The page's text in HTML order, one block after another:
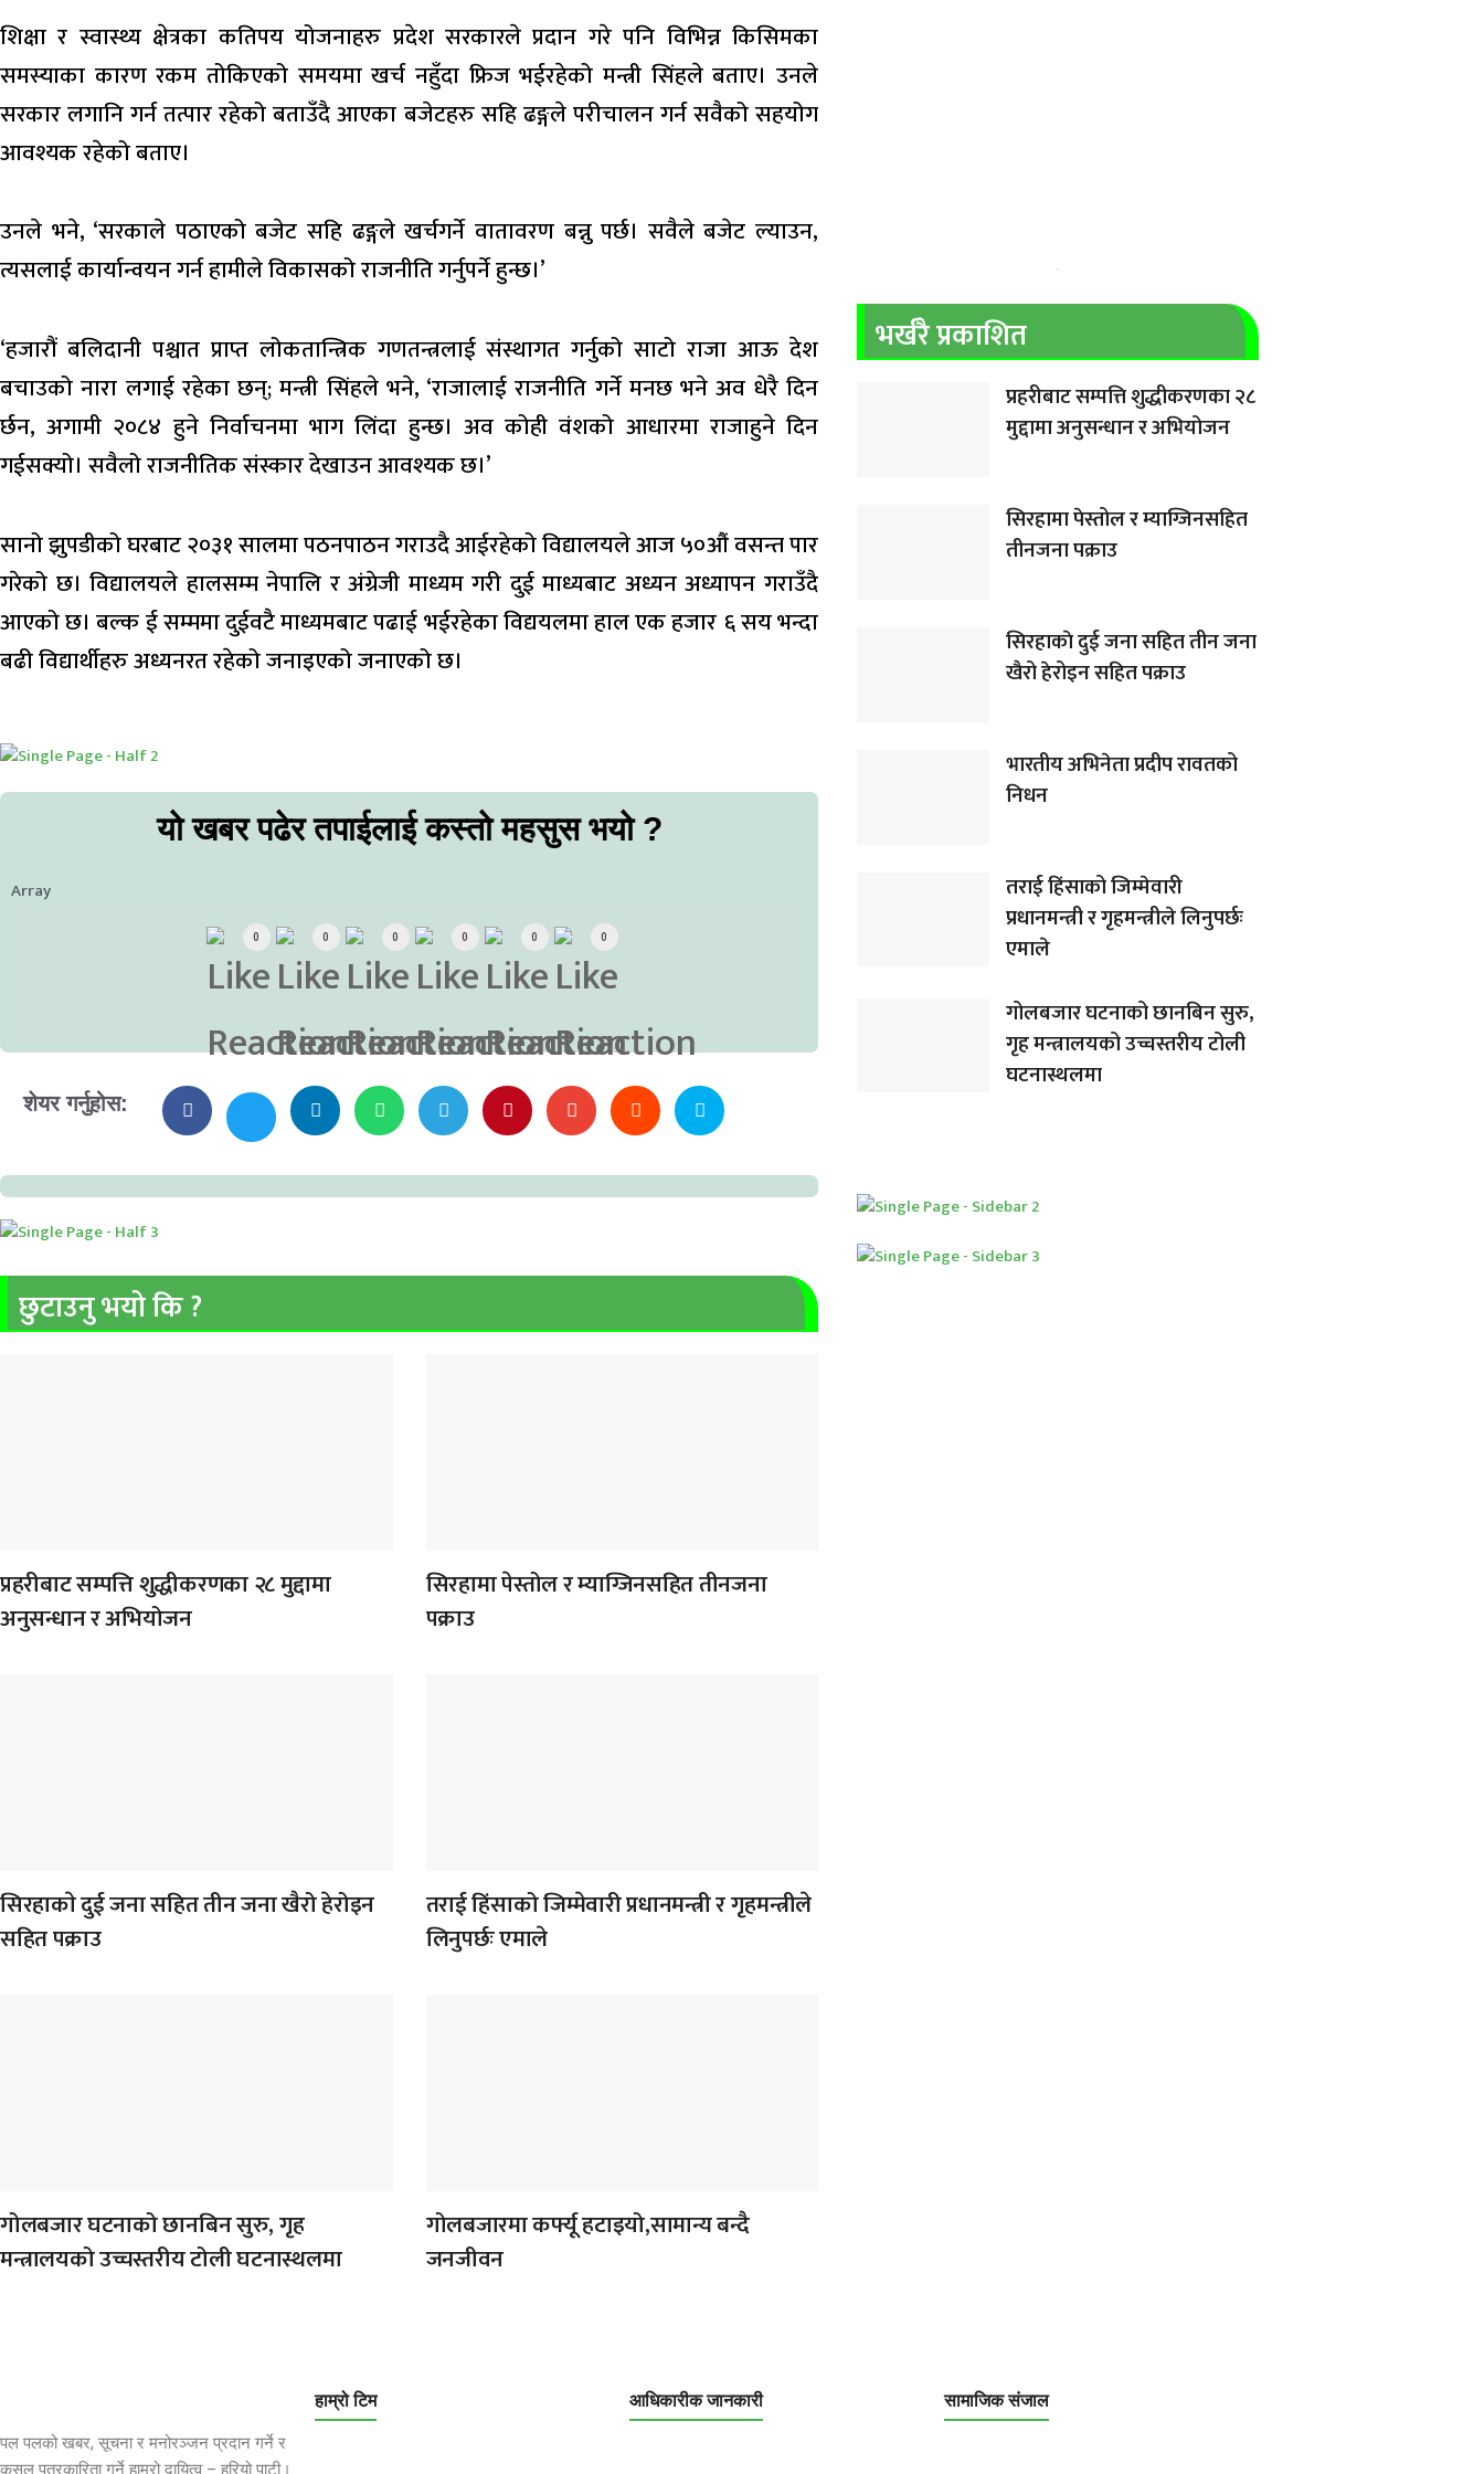
शिक्षा र स्वास्थ्य क्षेत्रका कतिपय योजनाहरु प्रदेश सरकारले प्रदान गरे पनि विभिन्न किसिमका
समस्याका कारण रकम तोकिएको समयमा खर्च नहुँदा फ्रिज भईरहेको मन्त्री सिंहले बताए। उनले
सरकार लगानि गर्न तत्पार रहेको बताउँदै आएका बजेटहरु सहि ढङ्गले परीचालन गर्न सवैको सहयोग
आवश्यक रहेको बताए।
उनले भने, ‘सरकाले पठाएको बजेट सहि ढङ्गले खर्चगर्ने वातावरण बन्नु पर्छ। सवैले बजेट ल्याउन,
त्यसलाई कार्यान्वयन गर्न हामीले विकासको राजनीति गर्नुपर्ने हुन्छ।’
‘हजारौं बलिदानी पश्चात प्राप्त लोकतान्त्रिक गणतन्त्रलाई संस्थागत गर्नुको साटो राजा आऊ देश
बचाउको नारा लगाई रहेका छन्; मन्त्री सिंहले भने, ‘राजालाई राजनीति गर्ने मनछ भने अव धेरै दिन
र्छन, अगामी २०८४ हुने निर्वाचनमा भाग लिंदा हुन्छ। अव कोही वंशको आधारमा राजाहुने दिन
गईसक्यो। सवैलो राजनीतिक संस्कार देखाउन आवश्यक छ।’
सानो झुपडीको घरबाट २०३१ सालमा पठनपाठन गराउदै आईरहेको विद्यालयले आज ५०औं वसन्त पार
गरेको छ। विद्यालयले हालसम्म नेपालि र अंग्रेजी माध्यम गरी दुई माध्यबाट अध्यन अध्यापन गराउँदै
आएको छ। बल्क ई सम्ममा दुईवटै माध्यमबाट पढाई भईरहेका विद्ययलमा हाल एक हजार ६ सय भन्दा
बढी विद्यार्थीहरु अध्यनरत रहेको जनाइएको जनाएको छ।
यो खबर पढेर तपाईलाई कस्तो महसुस भयो ?
Array
0 0 0 0 0 0
शेयर गर्नुहोस:
छुटाउनु भयो कि ?
प्रहरीबाट सम्पत्ति शुद्धीकरणका २८ मुद्दामा
अनुसन्धान र अभियोजन
सिरहामा पेस्तोल र म्याग्जिनसहित तीनजना
पक्राउ
सिरहाकाे दुई जना सहित तीन जना खैरो हेरोइन
सहित पक्राउ
तराई हिंसाको जिम्मेवारी प्रधानमन्त्री र गृहमन्त्रीले
लिनुपर्छः एमाले
गोलबजार घटनाको छानबिन सुरु, गृह
मन्त्रालयको उच्चस्तरीय टोली घटनास्थलमा
गोलबजारमा कर्फ्यू हटाइयो,सामान्य बन्दै
जनजीवन
भर्खरै प्रकाशित
प्रहरीबाट सम्पत्ति शुद्धीकरणका २८
मुद्दामा अनुसन्धान र अभियोजन
सिरहामा पेस्तोल र म्याग्जिनसहित
तीनजना पक्राउ
सिरहाकाे दुई जना सहित तीन जना
खैरो हेरोइन सहित पक्राउ
भारतीय अभिनेता प्रदीप रावतको
निधन
तराई हिंसाको जिम्मेवारी
प्रधानमन्त्री र गृहमन्त्रीले लिनुपर्छः
एमाले
गोलबजार घटनाको छानबिन सुरु,
गृह मन्त्रालयको उच्चस्तरीय टोली
घटनास्थलमा
पल पलको खबर, सूचना र मनोरञ्जन प्रदान गर्ने र
कुसल पत्रकारिता गर्ने हाम्रो दायित्व – हरियो पाटी।
हाम्रो टिम आधिकारीक जानकारी सामाजिक संजाल